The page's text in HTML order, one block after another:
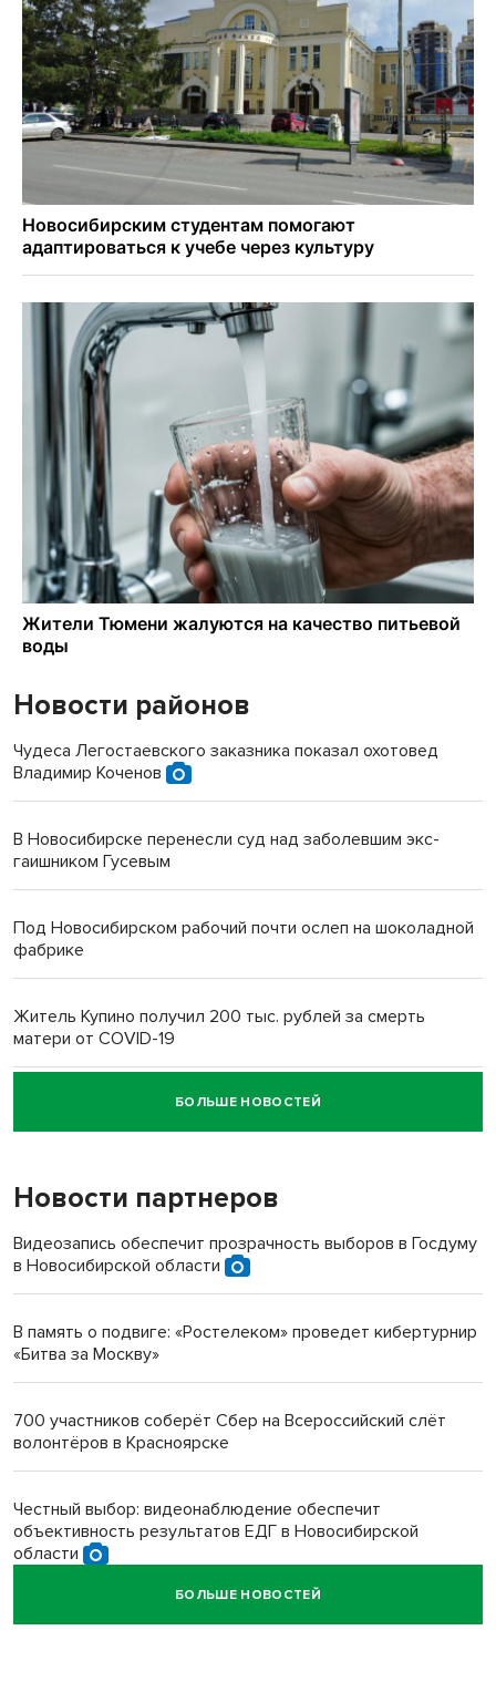
Новости районов
Чудеса Легостаевского заказника показал охотовед
Владимир Коченов
В Новосибирске перенесли суд над заболевшим экс-
гаишником Гусевым
Под Новосибирском рабочий почти ослеп на шоколадной
фабрике
Житель Купино получил 200 тыс. рублей за смерть
матери от COVID-19
Новосибирский суд наказал водителя за смерть
пенсионерки на вокзале
«Мы живём на пастбище!»: в новосибирском селе лошади
терроризируют жителей
Инвалид получил условный срок за избиение врачей
БОЛЬШЕ НОВОСТЕЙ
Новости партнеров
Видеозапись обеспечит прозрачность выборов в Госдуму
в Новосибирской области
В память о подвиге: «Ростелеком» проведет кибертурнир
«Битва за Москву»
700 участников соберёт Сбер на Всероссийский слёт
волонтёров в Красноярске
Честный выбор: видеонаблюдение обеспечит
объективность результатов ЕДГ в Новосибирской
области
Кибертанки пошли в бой: «Ростелеком» объявляет
БОЛЬШЕ НОВОСТЕЙ